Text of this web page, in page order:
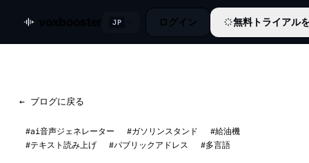
JP ログイン 無料トライアル
← ブログに戻る
#ai音声ジェネレーター #ガソリンスタンド
#給油機
#テキスト読み上げ
#パブリックアドレス #多言語